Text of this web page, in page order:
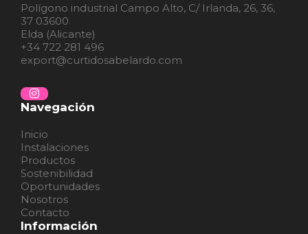
Polígono industrial Campo Alto, C/ Irlanda, 26, 36,
37 03600
Elda (Alicante)
+34 722 281 496
export@curtidosabelardo.com
Navegación
Inicio
Instalaciones
Productos
Sostenibilidad
Oportunidades
Nosotros
Contacto
Información